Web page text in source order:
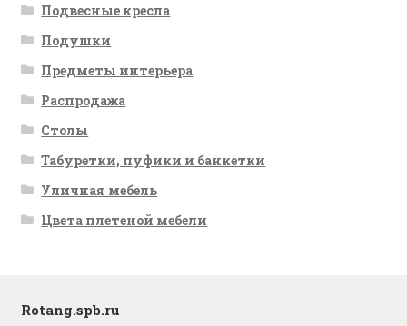
Подвесные кресла
Подушки
Предметы интерьера
Распродажа
Столы
Табуретки, пуфики и банкетки
Уличная мебель
Цвета плетеной мебели
Rotang.spb.ru